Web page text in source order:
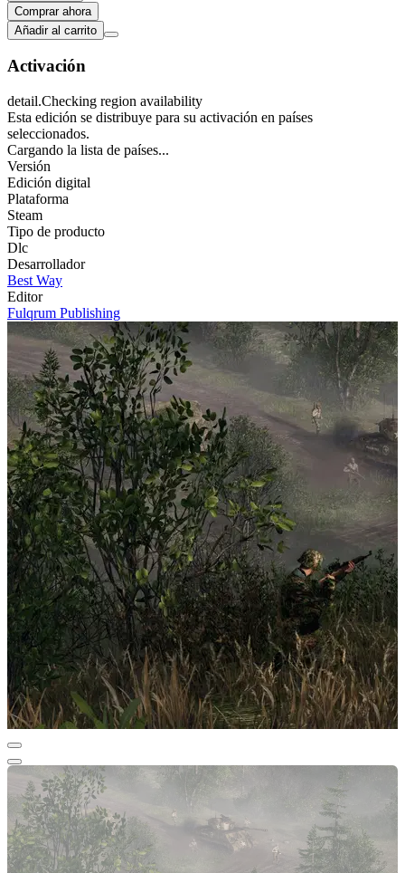
Comprar ahora
Añadir al carrito
Activación
detail.Checking region availability
Esta edición se distribuye para su activación en países
seleccionados.
Cargando la lista de países...
Versión
Edición digital
Plataforma
Steam
Tipo de producto
Dlc
Desarrollador
Best Way
Editor
Fulqrum Publishing